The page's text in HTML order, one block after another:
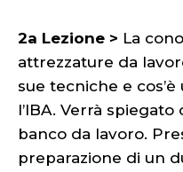
2a Lezione > La
attrezzature da
sue tecniche e
l’IBA. Verrà
banco da lavoro.
preparazione di un